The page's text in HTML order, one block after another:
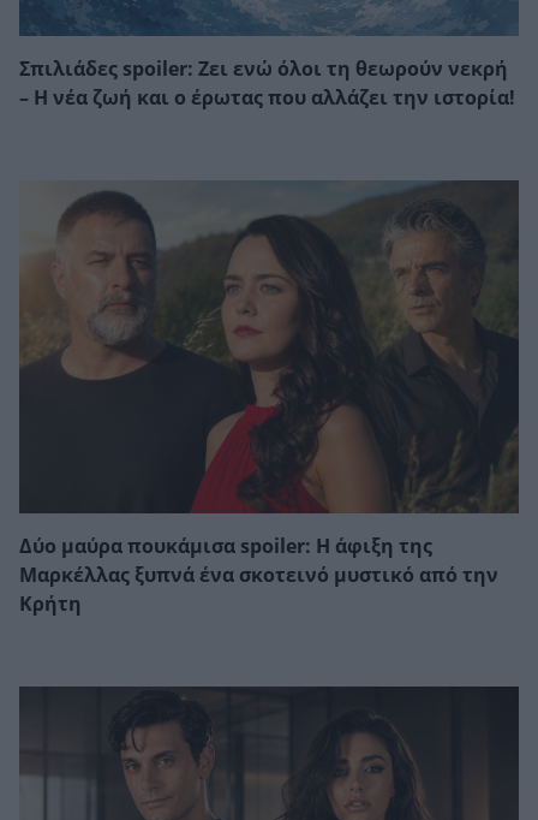
Σπιλιάδες spoiler: Ζει ενώ όλοι τη θεωρούν νεκρή
– Η νέα ζωή και ο έρωτας που αλλάζει την ιστορία!
Δύο μαύρα πουκάμισα spoiler: Η άφιξη της
Μαρκέλλας ξυπνά ένα σκοτεινό μυστικό από την
Κρήτη